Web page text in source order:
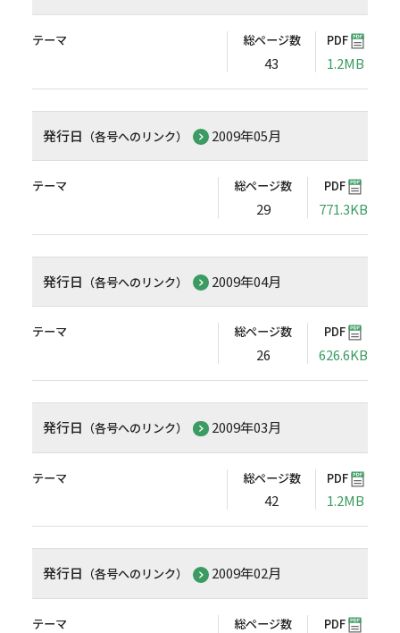
テーマ 総ページ数
43
PDF
1.2MB
発行日 （各号へのリンク） 2009年05月
テーマ 総ページ数
29
PDF
771.3KB
発行日 （各号へのリンク） 2009年04月
テーマ 総ページ数
26
PDF
626.6KB
発行日 （各号へのリンク） 2009年03月
テーマ 総ページ数
42
PDF
1.2MB
発行日 （各号へのリンク） 2009年02月
テーマ 総ページ数 PDF